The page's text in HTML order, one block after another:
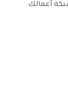
أعمالك